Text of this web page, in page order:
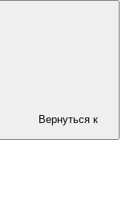
Вернуться к